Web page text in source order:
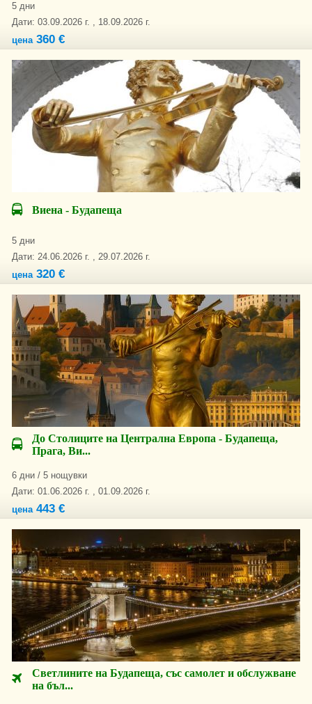
5 дни
Дати: 03.09.2026 г. , 18.09.2026 г.
цена360 €
Виена - Будапеща
5 дни
Дати: 24.06.2026 г. , 29.07.2026 г.
цена320 €
До Столиците на Централна Европа - Будапеща,
Прага, Ви...
6 дни / 5 нощувки
Дати: 01.06.2026 г. , 01.09.2026 г.
цена443 €
Светлините на Будапеща, със самолет и обслужване
на бъл...